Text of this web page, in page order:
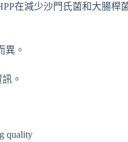
在減少沙門氏菌和大腸桿
異。
。
quality